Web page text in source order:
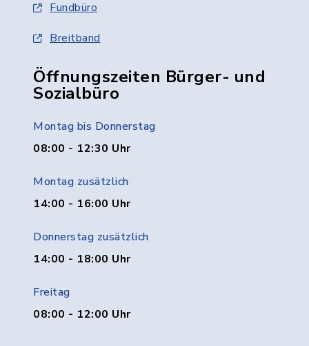
Fundbüro
Breitband
Öffnungszeiten Bürger- und
Sozialbüro
Montag bis Donnerstag
08:00 - 12:30 Uhr
Montag zusätzlich
14:00 - 16:00 Uhr
Donnerstag zusätzlich
14:00 - 18:00 Uhr
Freitag
08:00 - 12:00 Uhr